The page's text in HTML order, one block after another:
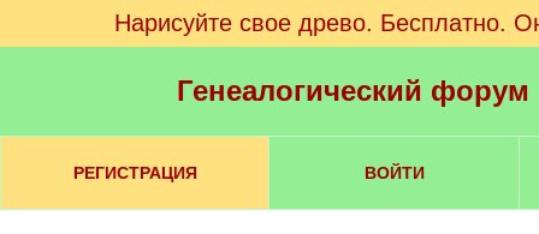
Нарисуйте свое древо. Бесплатно.
Генеалогический
РЕГИСТРАЦИЯ ВОЙТИ